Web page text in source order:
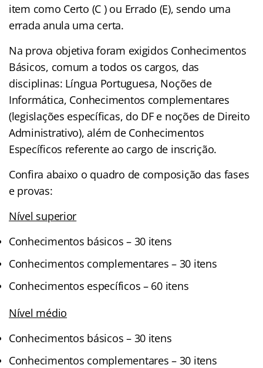
item como Certo (C ) ou Errado (E), sendo uma
errada anula uma certa.
Na prova objetiva foram exigidos Conhecimentos
Básicos, comum a todos os cargos, das
disciplinas: Língua Portuguesa, Noções de
Informática, Conhecimentos complementares
(legislações específicas, do DF e noções de Direito
Administrativo), além de Conhecimentos
Específicos referente ao cargo de inscrição.
Confira abaixo o quadro de composição das fases
e provas:
Nível superior
Conhecimentos básicos – 30 itens
Conhecimentos complementares – 30 itens
Conhecimentos específicos – 60 itens
Nível médio
Conhecimentos básicos – 30 itens
Conhecimentos complementares – 30 itens